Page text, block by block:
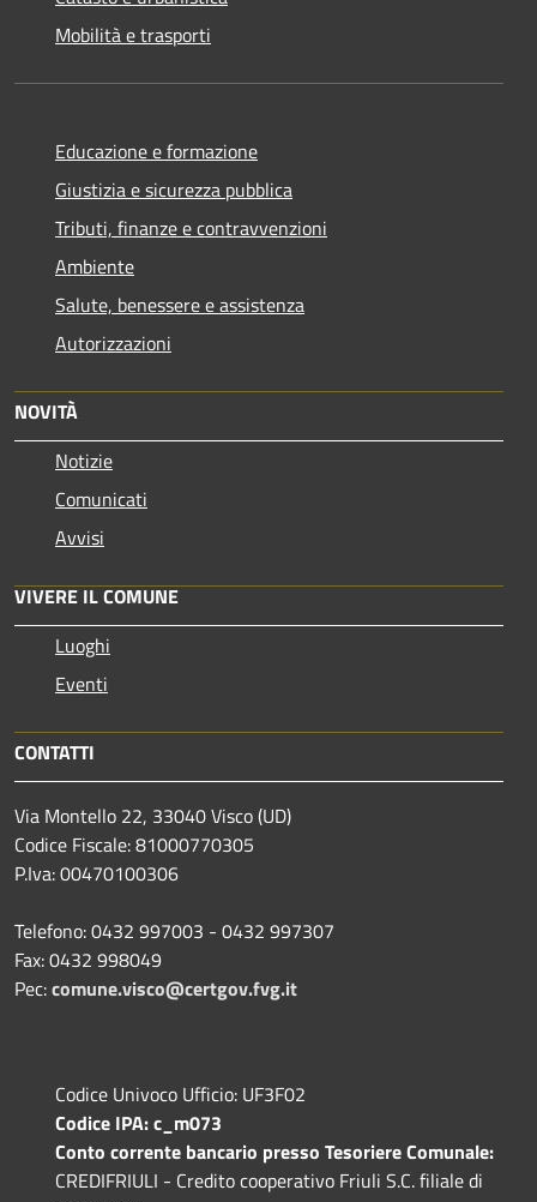
Mobilità e trasporti
Educazione e formazione
Giustizia e sicurezza pubblica
Tributi, finanze e contravvenzioni
Ambiente
Salute, benessere e assistenza
Autorizzazioni
NOVITÀ
Notizie
Comunicati
Avvisi
VIVERE IL COMUNE
Luoghi
Eventi
CONTATTI
Via Montello 22, 33040 Visco (UD)
Codice Fiscale: 81000770305
P.Iva: 00470100306
Telefono: 0432 997003 - 0432 997307
Fax: 0432 998049
Pec:comune.visco@certgov.fvg.it
Codice Univoco Ufficio: UF3F02
Codice IPA: c_m073
Conto corrente bancario presso Tesoriere Comunale:
CREDIFRIULI - Credito cooperativo Friuli S.C. filiale di